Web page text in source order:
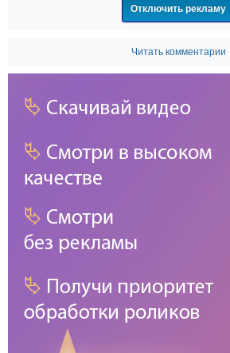
Отключить рекламу
Читать комментарии